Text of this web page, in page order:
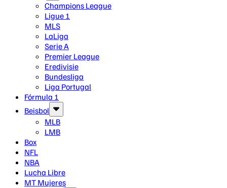
Champions League
Ligue 1
MLS
LaLiga
Serie A
Premier League
Eredivisie
Bundesliga
Liga Portugal
Fórmula 1
Beisbol
MLB
LMB
Box
NFL
NBA
Lucha Libre
MT Mujeres